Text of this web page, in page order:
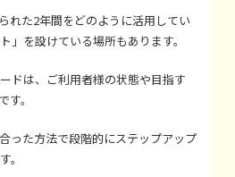
れた2年間をどのように活用してい
」を設けている場所もあります。
ドは、ご利用者様の状態や目指す
。
った方法で段階的にステップアップ
。